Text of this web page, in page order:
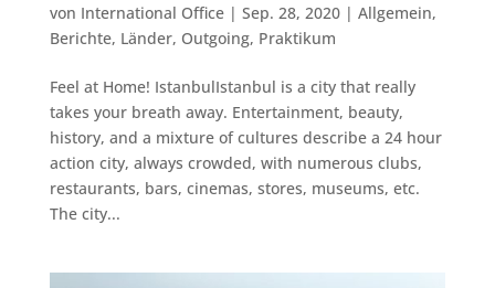
von International Office| Sep. 28, 2020| Allgemein,
Berichte, Länder, Outgoing, Praktikum
Feel at Home! IstanbulIstanbul is a city that really
takes your breath away. Entertainment, beauty,
history, and a mixture of cultures describe a 24 hour
action city, always crowded, with numerous clubs,
restaurants, bars, cinemas, stores, museums, etc.
The city...